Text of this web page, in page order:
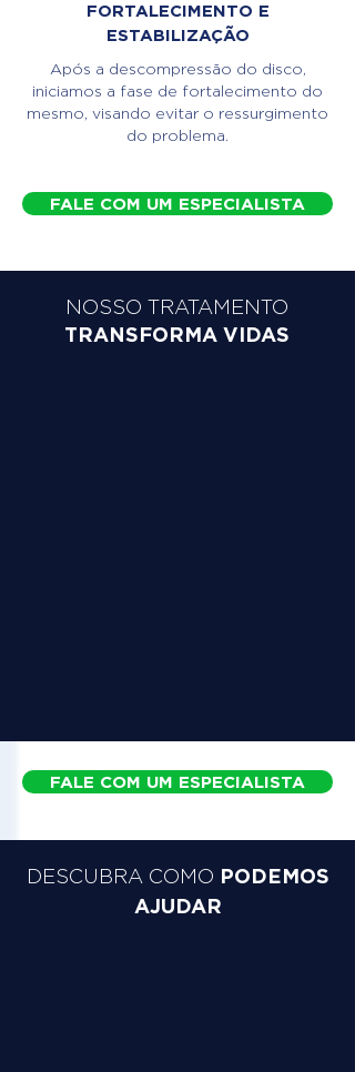
FORTALECIMENTO E
ESTABILIZAÇÃO
Após a descompressão do disco,
iniciamos a fase de fortalecimento do
mesmo, visando evitar o ressurgimento
do problema.
FALE COM UM ESPECIALISTA
NOSSO TRATAMENTO
TRANSFORMA VIDAS
FALE COM UM ESPECIALISTA
DESCUBRA COMO PODEMOS
AJUDAR